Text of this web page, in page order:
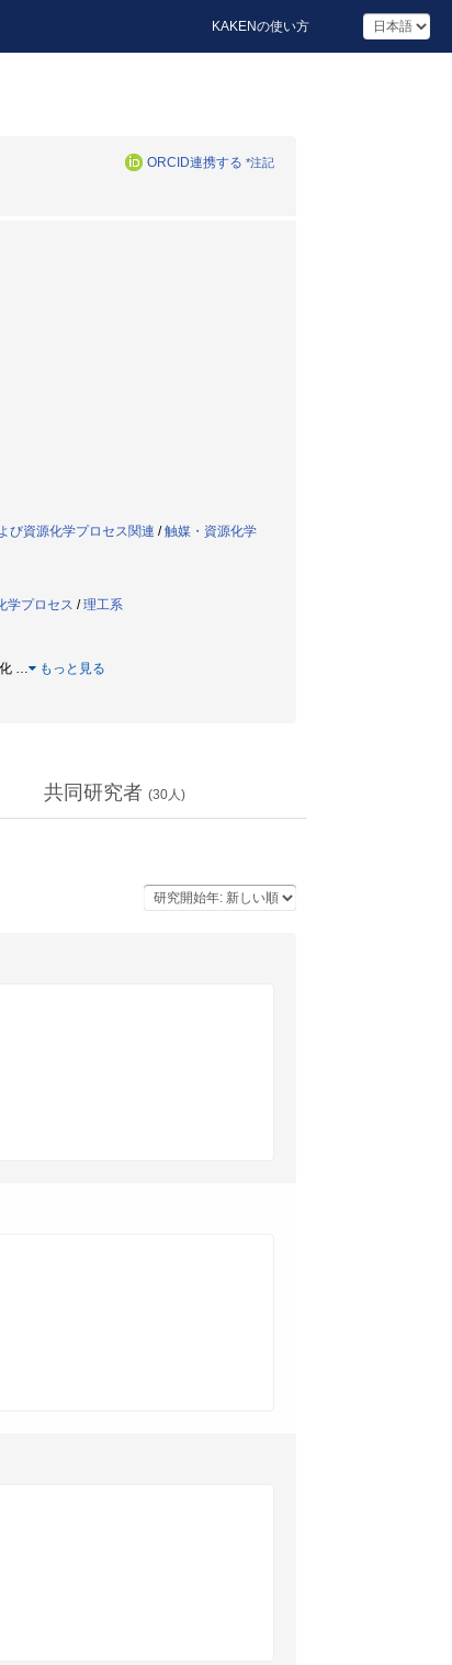
KAKENの使い方
ORCID連携する *注記
び資源化学プロセス関連 /触媒・資源化学
学プロセス /理工系
… もっと見る
共同研究者 (30人)